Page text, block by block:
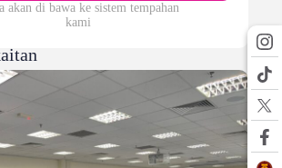
akan di bawa ke sistem tempahan
kami